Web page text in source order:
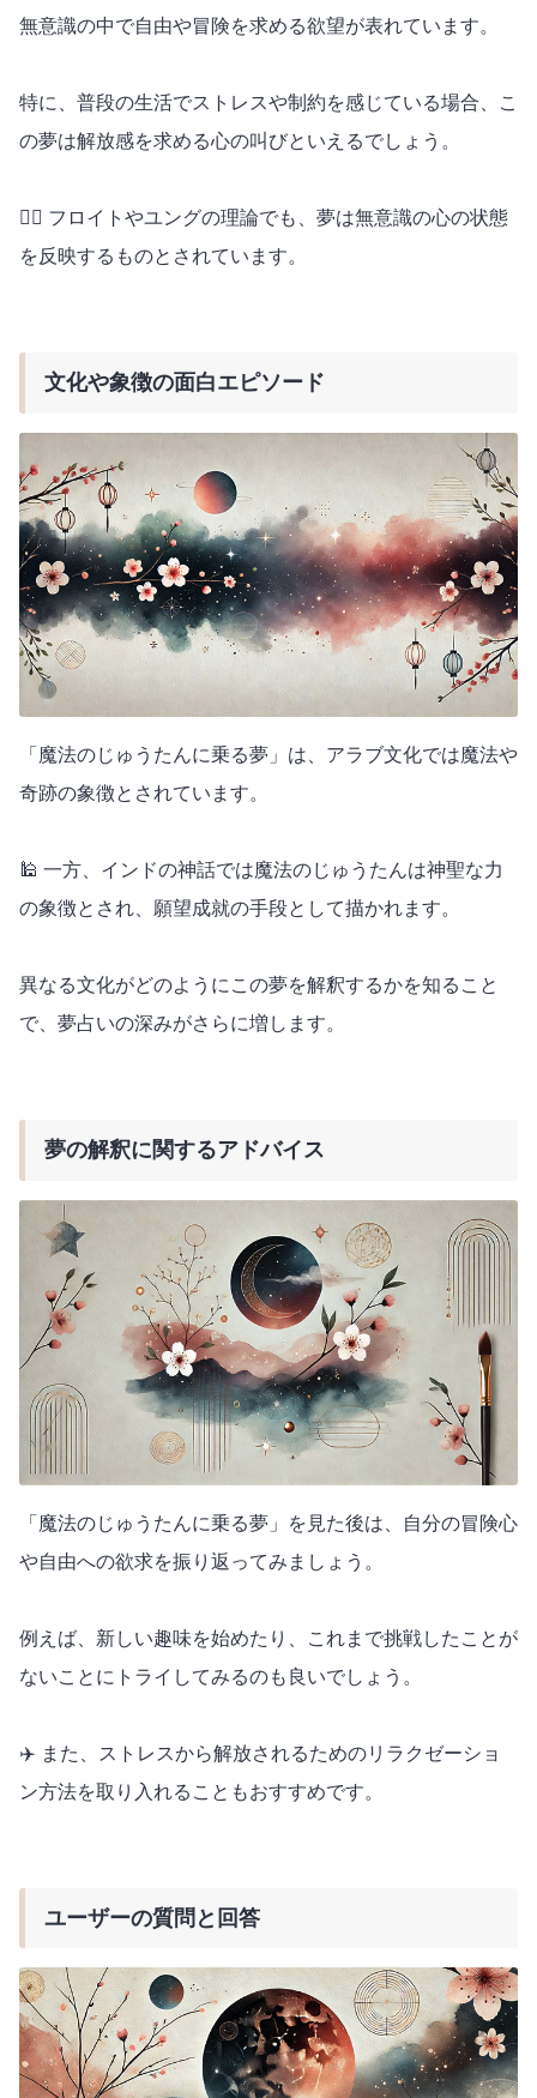
無意識の中で自由や冒険を求める欲望が表れています。
特に、普段の生活でストレスや制約を感じている場合、こ
の夢は解放感を求める心の叫びといえるでしょう。
🧘‍♂️ フロイトやユングの理論でも、夢は無意識の心の状態
を反映するものとされています。
文化や象徴の面白エピソード
「魔法のじゅうたんに乗る夢」は、アラブ文化では魔法や
奇跡の象徴とされています。
🕌 一方、インドの神話では魔法のじゅうたんは神聖な力
の象徴とされ、願望成就の手段として描かれます。
異なる文化がどのようにこの夢を解釈するかを知ること
で、夢占いの深みがさらに増します。
夢の解釈に関するアドバイス
「魔法のじゅうたんに乗る夢」を見た後は、自分の冒険心
や自由への欲求を振り返ってみましょう。
例えば、新しい趣味を始めたり、これまで挑戦したことが
ないことにトライしてみるのも良いでしょう。
✈️ また、ストレスから解放されるためのリラクゼーショ
ン方法を取り入れることもおすすめです。
ユーザーの質問と回答